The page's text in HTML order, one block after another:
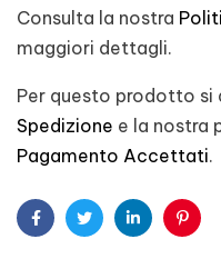
Consulta la nostra
maggiori dettagli.
Per questo prodotto si
Spedizione e la nostra
Pagamento Accettati.
FacebookTwitterLinkedin